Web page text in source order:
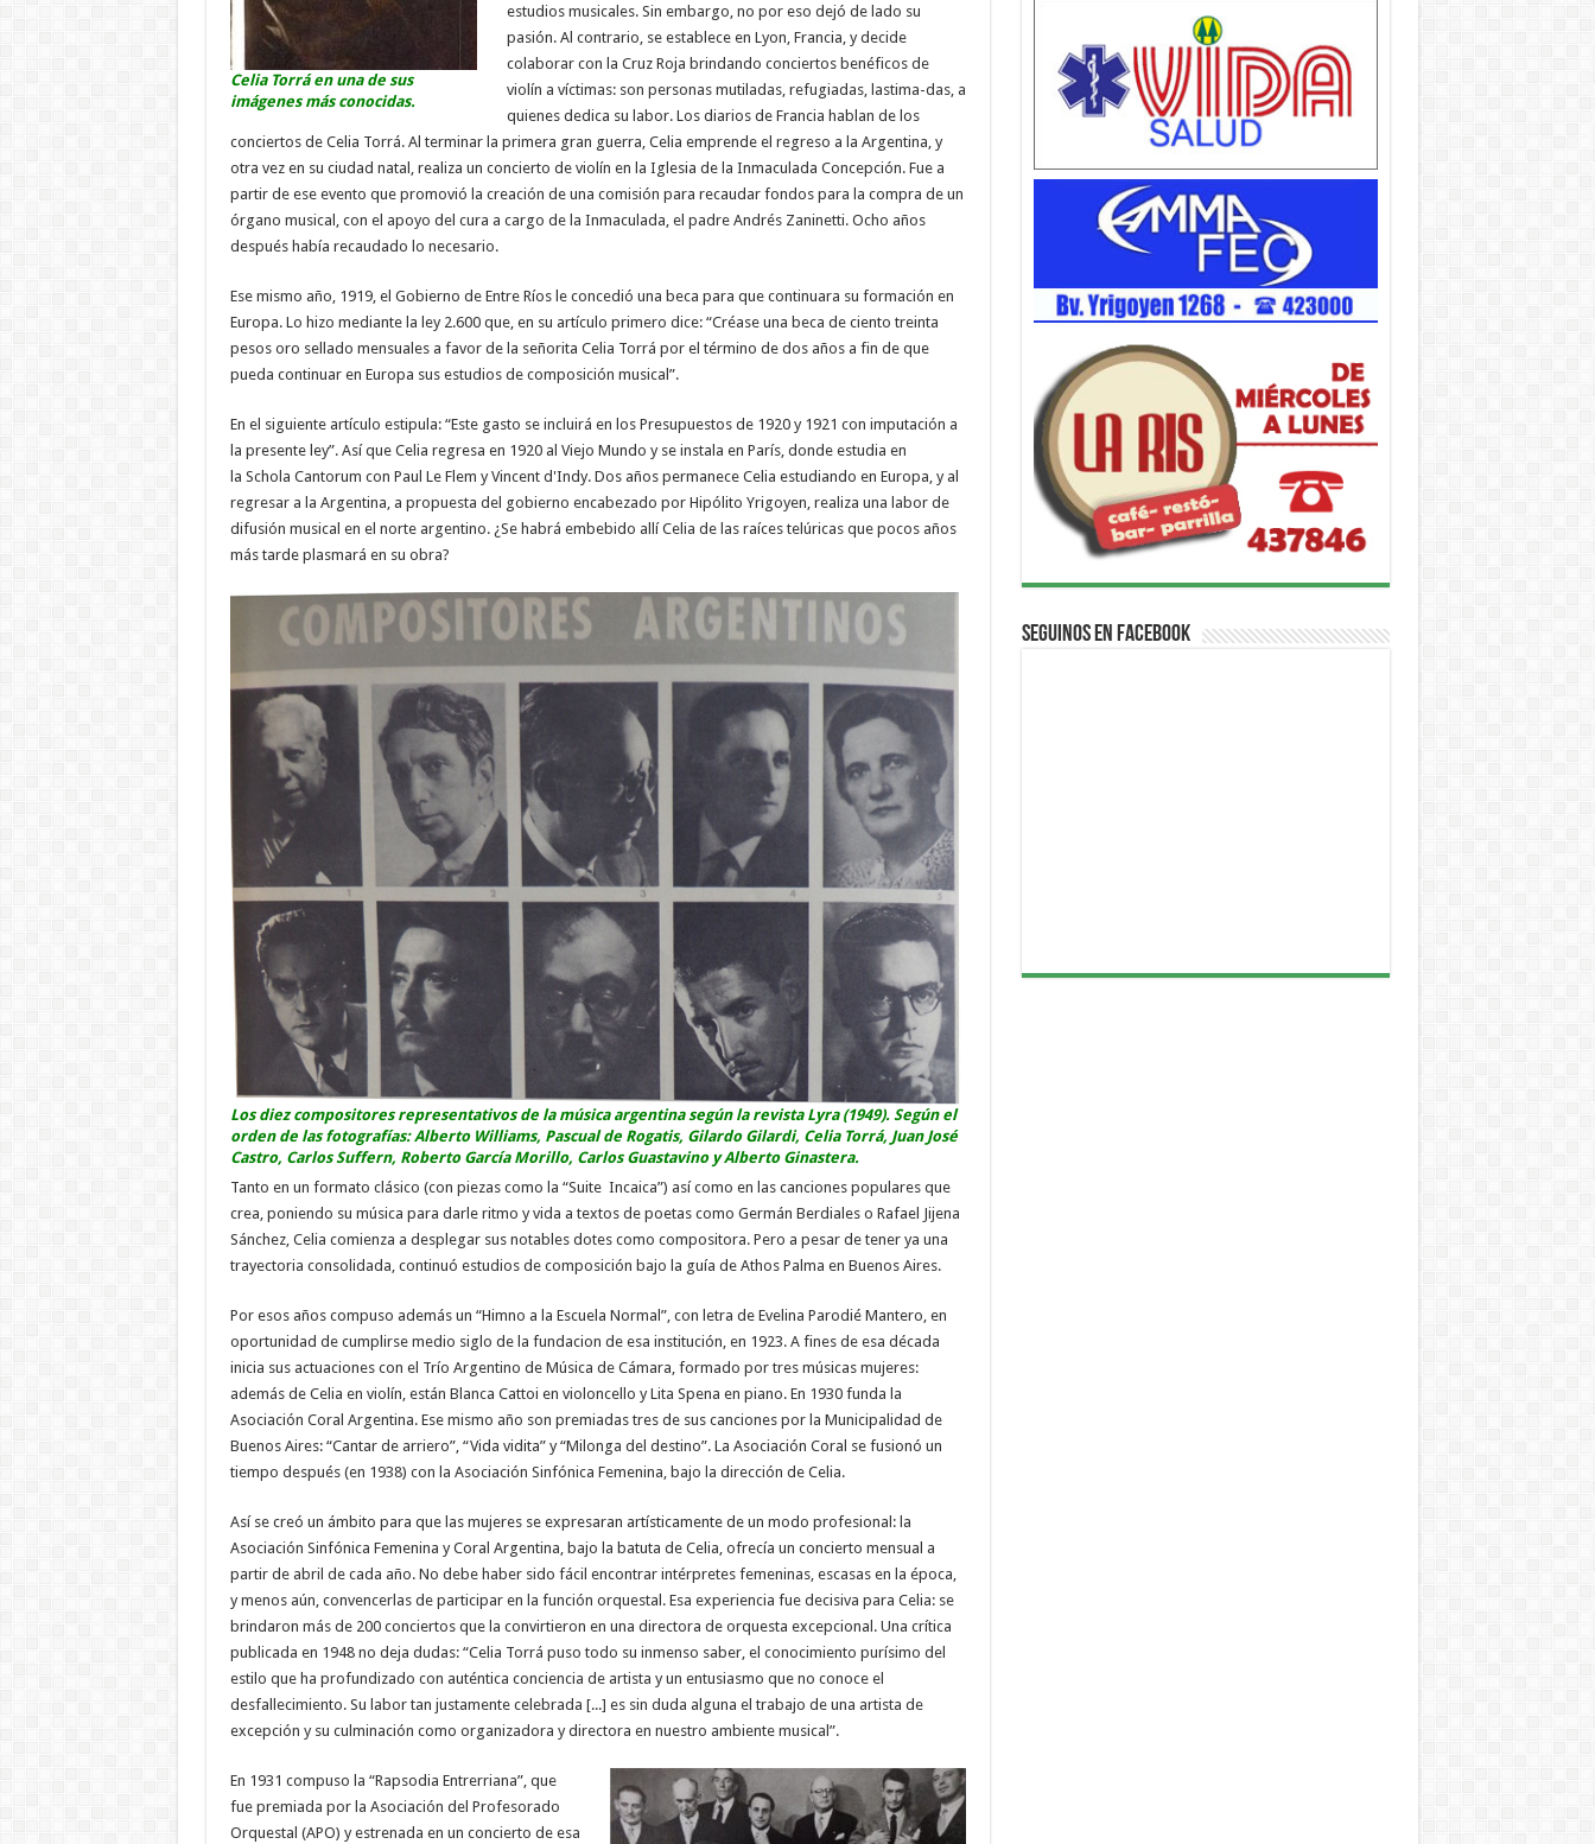
Celia Torrá en una de sus
imágenes más conocidas.
estudios musicales. Sin embargo, no por eso dejó de lado su
pasión. Al contrario, se establece en Lyon, Francia, y decide
colaborar con la Cruz Roja brindando conciertos benéficos de
violín a víctimas: son personas mutiladas, refugiadas, lastima-das, a
quienes dedica su labor. Los diarios de Francia hablan de los
conciertos de Celia Torrá. Al terminar la primera gran guerra​, Celia emprende el regreso a la Argentina, y
otra vez en su ciudad natal, realiza un concierto de violín en la Iglesia de la Inmaculada Concepción. Fue a
partir de ese evento que promovió la creación de una comisión para recaudar fondos para la compra de un
órgano musical, con el apoyo del cura a cargo de la Inmaculada, el padre Andrés Zaninetti.​ Ocho años
después había recaudado lo necesario.
Ese mismo año, 1919, el Gobierno de Entre Ríos le concedió una beca para que continuara su formación en
Europa. Lo hizo mediante la ley 2.600 que, en su artículo primero dice: “Créase una beca de ciento treinta
pesos oro sellado mensuales a favor de la señorita Celia Torrá por el término de dos años a fin de que
pueda continuar en Europa sus estudios de composición musical”.
En el siguiente artículo estipula: “Este gasto se incluirá en los Presupuestos de 1920 y 1921 con imputación a
la presente ley”. Así que Celia regresa en 1920 al Viejo Mundo y se instala en París, donde estudia en
la Schola Cantorum con Paul Le Flem y Vincent d'Indy. Dos años permanece Celia estudiando en Europa, y al
regresar a la Argentina, a propuesta del gobierno encabezado por Hipólito Yrigoyen, realiza una labor de
difusión musical en el norte argentino. ¿Se habrá embebido allí Celia de las raíces telúricas que pocos años
más tarde plasmará en su obra?
Los diez compositores representativos de la música argentina según la revista Lyra (1949). Según el
orden de las fotografías: Alberto Williams, Pascual de Rogatis, Gilardo Gilardi, Celia Torrá, Juan José
Castro, Carlos Suffern, Roberto García Morillo, Carlos Guastavino y Alberto Ginastera.
Tanto en un formato clásico (con piezas como la “Suite Incaica”) así como en las canciones populares que
crea, poniendo su música para darle ritmo y vida a textos de poetas como Germán Berdiales o Rafael Jijena
Sánchez, Celia comienza a desplegar sus notables dotes como compositora. Pero a pesar de tener ya una
trayectoria consolidada, continuó estudios de composición bajo la guía de Athos Palma en Buenos Aires.
Por esos años compuso además un “Himno a la Escuela Normal”, con letra de Evelina Parodié Mantero, en
oportunidad de cumplirse medio siglo de la fundacion de esa institución, en 1923. A fines de esa década
inicia sus actuaciones con el Trío Argentino de Música de Cámara, formado por tres músicas mujeres:
además de Celia en violín, están Blanca Cattoi en violoncello y Lita Spena en piano. En 1930 funda la
Asociación Coral Argentina. Ese mismo año son premiadas tres de sus canciones por la Municipalidad de
Buenos Aires: “Cantar de arriero”, “Vida vidita” y “Milonga del destino”. La Asociación Coral se fusionó un
tiempo después (en 1938) con la Asociación Sinfónica Femenina, bajo la dirección de Celia.
Así se creó un ámbito para que las mujeres se expresaran artísticamente de un modo profesional: la
Asociación Sinfónica Femenina y Coral Argentina, bajo la batuta de Celia, ofrecía un concierto mensual a
partir de abril de cada año. No debe haber sido fácil encontrar intérpretes femeninas, escasas en la época,
y menos aún, convencerlas de participar en la función orquestal. Esa experiencia fue decisiva para Celia: se
brindaron más de 200 conciertos que la convirtieron en una directora de orquesta excepcional. Una crítica
publicada en 1948 no deja dudas: “Celia Torrá puso todo su inmenso saber, el conocimiento purísimo del
estilo que ha profundizado con auténtica conciencia de artista y un entusiasmo que no conoce el
desfallecimiento. Su labor tan justamente celebrada [...] es sin duda alguna el trabajo de una artista de
excepción y su culminación como organizadora y directora en nuestro ambiente musical”.
En 1931 compuso la “Rapsodia Entrerriana”, que
fue premiada por la Asociación del Profesorado
Orquestal (APO) y estrenada en un concierto de esa
Seguinos en Facebook